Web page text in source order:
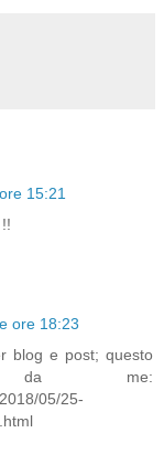
15:21
ore 18:23
blog e post; questo
da me:
05/25-